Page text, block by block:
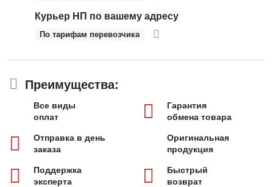
Курьер НП по вашему адресу
По тарифам перевозчика
Преимущества:
Все виды
оплат
Гарантия
обмена товара
Отправка в день
заказа
Оригинальная
продукция
Поддержка
эксперта
Быстрый
возврат